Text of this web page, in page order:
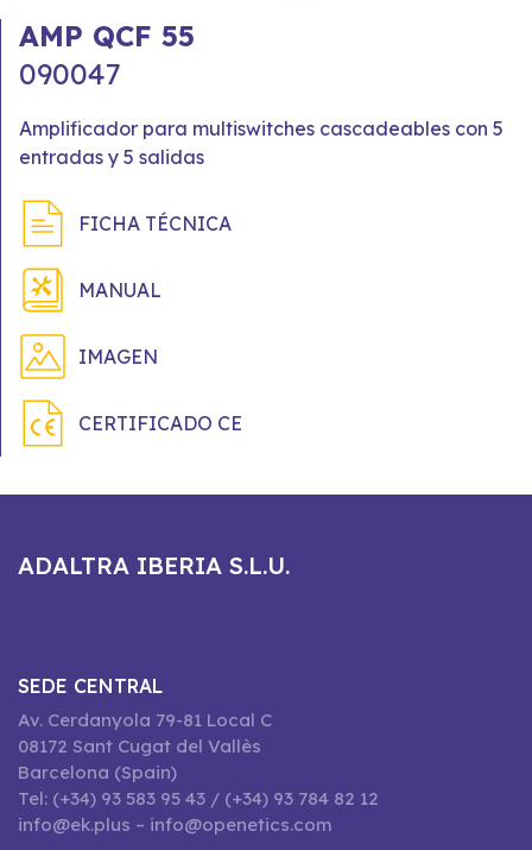
AMP QCF 55
090047
Amplificador para multiswitches cascadeables con 5
entradas y 5 salidas
FICHA TÉCNICA
MANUAL
IMAGEN
CERTIFICADO CE
ADALTRA IBERIA S.L.U.
SEDE CENTRAL
Av. Cerdanyola 79-81 Local C
08172 Sant Cugat del Vallès
Barcelona (Spain)
Tel: (+34) 93 583 95 43 / (+34) 93 784 82 12
info@ek.plus – info@openetics.com